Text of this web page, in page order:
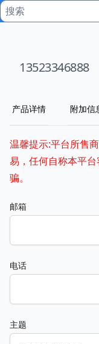
13523346888
产品详情 附加信
温馨提示:平台所售
易，任何自称本平
骗。
邮箱
电话
主题